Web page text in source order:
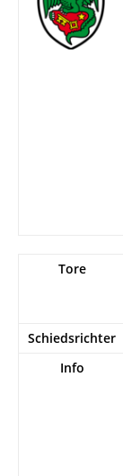
Tore
Schiedsrichter
Info